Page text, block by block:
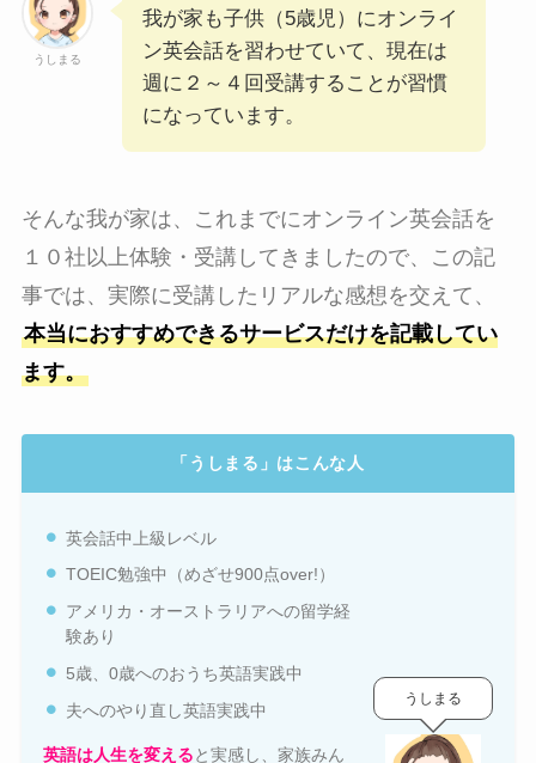
うしまる
我が家も子供（5歳児）にオンライ
ン英会話を習わせていて、現在は
週に２～４回受講することが習慣
になっています。
そんな我が家は、これまでにオンライン英会話を
１０社以上体験・受講してきましたので、この記
事では、実際に受講したリアルな感想を交えて、
本当におすすめできるサービスだけを記載してい
ます。
「うしまる」はこんな人
英会話中上級レベル
TOEIC勉強中（めざせ900点over!）
アメリカ・オーストラリアへの留学経
験あり
5歳、0歳へのおうち英語実践中
夫へのやり直し英語実践中
英語は人生を変えると実感し、家族みん
うしまる